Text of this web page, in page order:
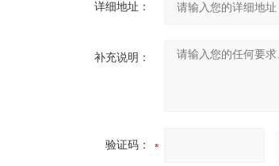
详细地址：
补充说明：
验证码：